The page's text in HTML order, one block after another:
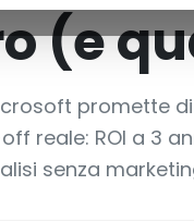
(e
promette
reale: ROI a 3
senza